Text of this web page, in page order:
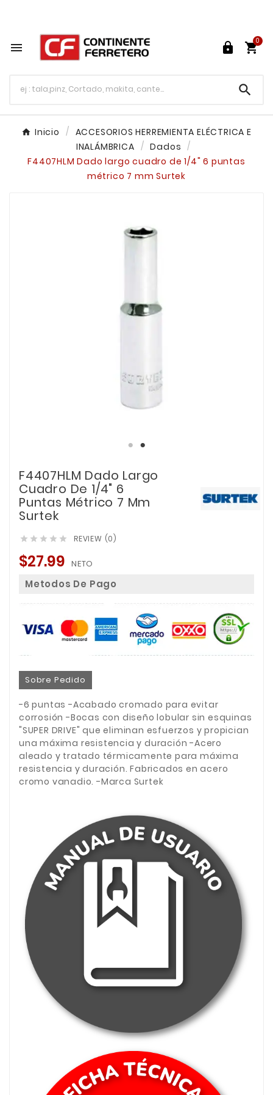
  
0

Inicio
ACCESORIOS HERREMIENTA ELÉCTRICA E
INALÁMBRICA
Dados
F4407HLM Dado largo cuadro de 1/4" 6 puntas
métrico 7 mm Surtek
F4407HLM Dado Largo
Cuadro De 1/4" 6
Puntas Métrico 7 Mm
Surtek
     REVIEW (0)
$27.99 NETO
Metodos De Pago
Sobre Pedido
-6 puntas -Acabado cromado para evitar
corrosión -Bocas con diseño lobular sin esquinas
"SUPER DRIVE" que eliminan esfuerzos y propician
una máxima resistencia y duración -Acero
aleado y tratado térmicamente para máxima
resistencia y duración. Fabricados en acero
cromo vanadio. -Marca Surtek